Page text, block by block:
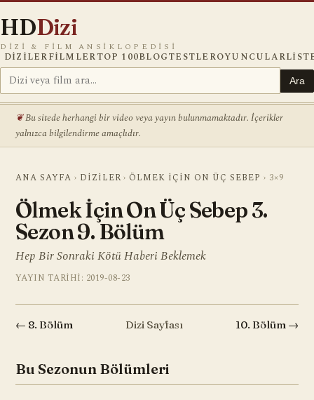
HDDizi
DIZI & FILM ANSIKLOPEDISI
DIZILERFILMLERTOP 100BLOGTESTLEROYUNCULAR
Ara
Bu sitede herhangi bir video veya yayın bulunmamaktadır. İçerikler
yalnızca bilgilendirme amaçlıdır.
ANA SAYFA › DIZILER › ÖLMEK İÇIN ON ÜÇ SEBEP › 3×9
Ölmek İçin On Üç Sebep 3.
Sezon 9. Bölüm
Hep Bir Sonraki Kötü Haberi Beklemek
YAYIN TARIHI: 2019-08-23
← 8. Bölüm Dizi Sayfası 10. Bölüm →
Bu Sezonun Bölümleri